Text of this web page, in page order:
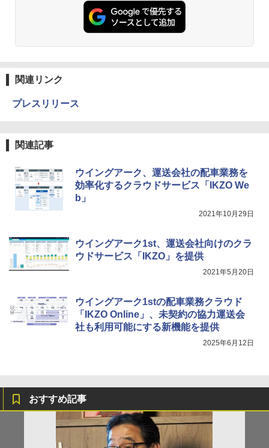
関連リンク
プレスリリース
関連記事
ウイングアーク、運送会社の配車業務を
効率化するクラウドサービス「IKZO We
b」
2021年10月29日
ウイングアーク1st、運送会社向けのクラ
ウドサービス「IKZO」を提供
2021年5月20日
ウイングアーク1stの配車業務クラウド
「IKZO Online」、未契約の協力運送会
社も利用可能にする新機能を提供
2025年6月12日
おすすめ記事